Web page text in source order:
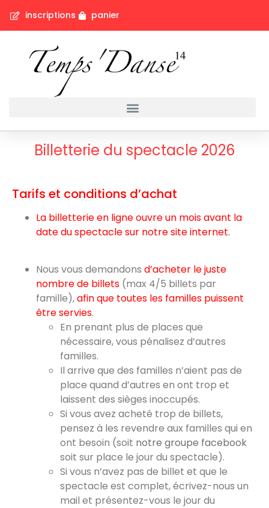
inscriptions panier
Billetterie du spectacle 2026
Tarifs et conditions d’achat
La billetterie en ligne ouvre un mois avant la
date du spectacle sur notre site internet.
Nous vous demandons d’acheter le juste
nombre de billets (max 4/5 billets par
famille),afin que toutes les familles puissent
être servies.
En prenant plus de places que
nécessaire, vous pénalisez d’autres
familles.
Il arrive que des familles n’aient pas de
place quand d’autres en ont trop et
laissent des sièges inoccupés.
Si vous avez acheté trop de billets,
pensez à les revendre aux familles qui en
ont besoin (soit notre groupe facebook
soit sur place le jour du spectacle).
Si vous n’avez pas de billet et que le
spectacle est complet, écrivez-nous un
mail et présentez-vous le jour du